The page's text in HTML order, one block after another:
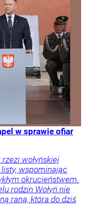
w sprawie ofiar
wołyńskiej
wspominając
okrucieństwem.
rodzin Wołyń nie
raną, która do dziś